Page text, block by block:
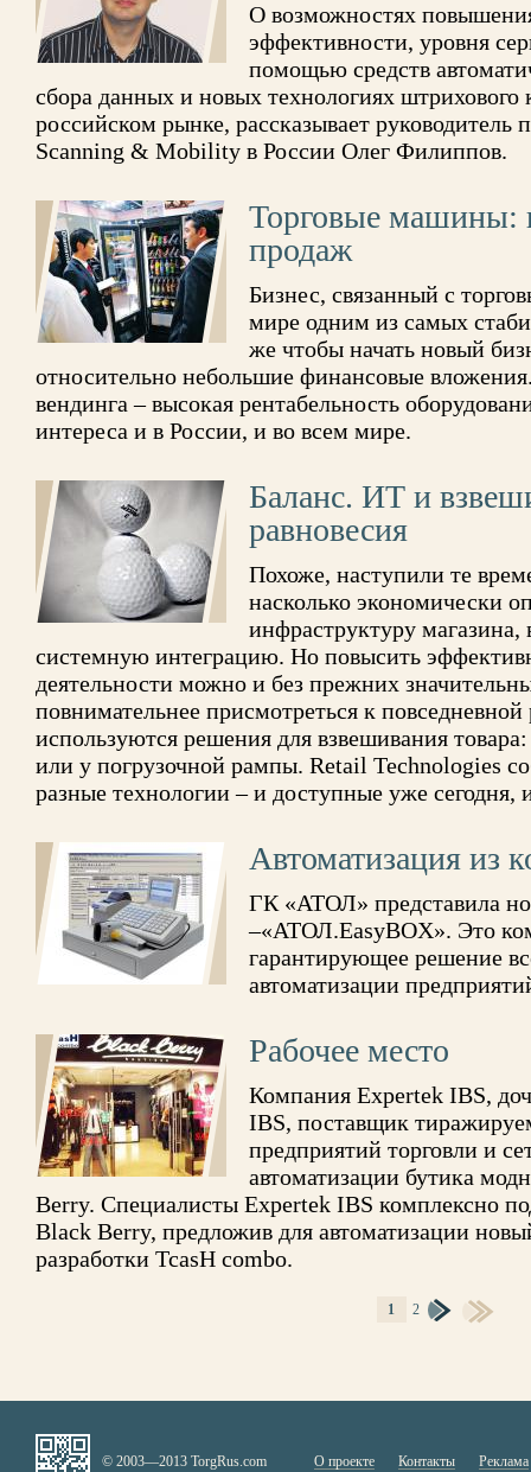
О возможностях
эффективности, уровня
помощью средств
сбора данных и новых технологиях штрихового
российском рынке, рассказывает руководитель
Scanning & Mobility в России Олег Филиппов.
Торговые машины:
продаж
Бизнес, связанный с
мире одним из самых
же чтобы начать новый
относительно небольшие финансовые
вендинга – высокая рентабельность
интереса и в России, и во всем мире.
Баланс. ИТ и
равновесия
Похоже, наступили те
насколько экономически
инфраструктуру
системную интеграцию. Но повысить
деятельности можно и без прежних
повнимательнее присмотреться к
используются решения для взвешивания товара:
или у погрузочной рампы. Retail Technologies
разные технологии – и доступные уже сегодня,
Автоматизация из
ГК «АТОЛ» представила
–«АТОЛ.EasyBOX». Это
гарантирующее решение
автоматизации
Рабочее место
Компания Expertek IBS,
IBS, поставщик
предприятий торговли и
автоматизации бутика
Berry. Специалисты Expertek IBS комплексно
Black Berry, предложив для автоматизации
разработки TcasH combo.
1 2
© 2003—2013 TorgRus.com О проекте Контакты Реклама